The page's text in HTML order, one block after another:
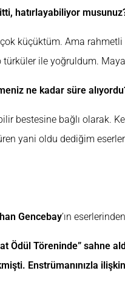
hatırlayabiliyor
küçüktüm. Ama
ile yoğruldum.
ne kadar süre
bestesine bağlı olarak.
yani oldu dediğim
Gencebay’ın
Ödül Töreninde” sahne
Enstrümanınızla